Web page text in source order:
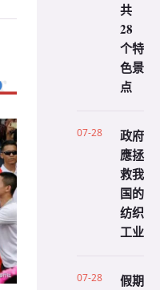
共
28
个特
色景
点
07-28
政府
應拯
救我
国的
纺织
工业
07-28
假期